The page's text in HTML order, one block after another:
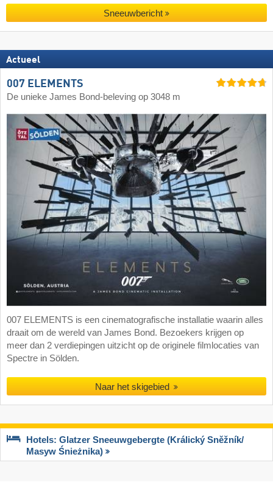
Sneeuwbericht
Actueel
007 ELEMENTS
De unieke James Bond-beleving op 3048 m
007 ELEMENTS is een cinematografische installatie waarin alles
draait om de wereld van James Bond. Bezoekers krijgen op
meer dan 2 verdiepingen uitzicht op de originele filmlocaties van
Spectre in Sölden.
Naar het skigebied
Hotels: Glatzer Sneeuwgebergte (Králický Sněžník/​
Masyw Śnieżnika)